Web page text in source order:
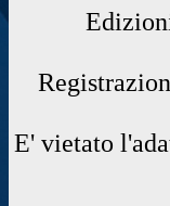
E' vietato